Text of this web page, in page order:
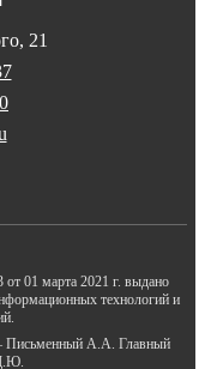
21
01 марта 2021 г. выдано
технологий и
А.А. Главный